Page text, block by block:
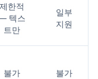
제한적
텍스
트만
일부
지원
불가 불가